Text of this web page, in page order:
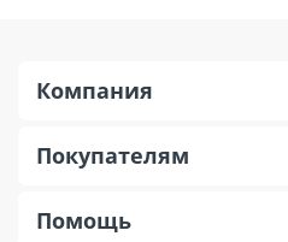
Компания
Покупателям
Помощь